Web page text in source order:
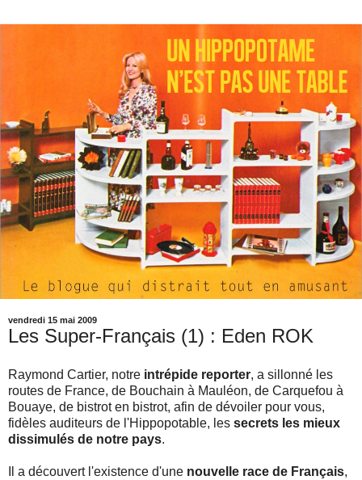
vendredi 15 mai 2009
Les Super-Français (1) : Eden ROK
Raymond Cartier, notre intrépide reporter, a sillonné les
routes de France, de Bouchain à Mauléon, de Carquefou à
Bouaye, de bistrot en bistrot, afin de dévoiler pour vous,
fidèles auditeurs de l'Hippopotable, les secrets les mieux
dissimulés de notre pays.
Il a découvert l'existence d'une nouvelle race de Français,